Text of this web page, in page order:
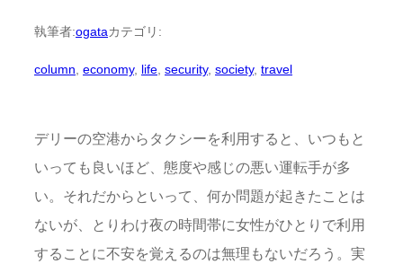
執筆者:ogataカテゴリ:
column economy, life security, society, travel
デリーの空港からタクシーを利用すると、いつもと
いっても良いほど、態度や感じの悪い運転手が多
い。それだからといって、何か問題が起きたことは
ないが、とりわけ夜の時間帯に女性がひとりで利用
することに不安を覚えるのは無理もないだろう。実